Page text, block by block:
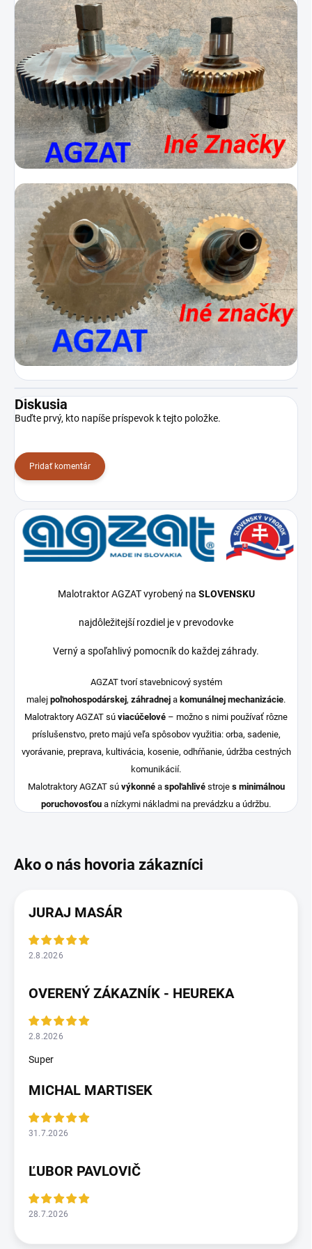
Diskusia
Buďte prvý, kto napíše príspevok k tejto položke.
Pridať komentár
Malotraktor AGZAT vyrobený na SLOVENSKU
najdôležitejší rozdiel je v prevodovke
Verný a spoľahlivý pomocník do každej záhrady.
AGZAT tvorí stavebnicový systém
malej poľnohospodárskej, záhradnej a komunálnej mechanizácie.
Malotraktory AGZAT sú viacúčelové – možno s nimi používať rôzne
príslušenstvo, preto majú veľa spôsobov využitia: orba, sadenie,
vyorávanie, preprava, kultivácia, kosenie, odhŕňanie, údržba cestných
komunikácií.
Malotraktory AGZAT sú výkonnéa spoľahlivéstroje s minimálnou
poruchovosťou a nízkymi nákladmi na prevádzku a údržbu.
JURAJ MASÁR
2.8.2026
OVERENÝ ZÁKAZNÍK - HEUREKA
2.8.2026
Super
MICHAL MARTISEK
31.7.2026
ĽUBOR PAVLOVIČ
28.7.2026